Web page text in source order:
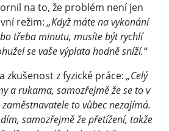
na to, že problém není jen
režim: „Když máte na vykonání
třeba minutu, musíte být rychlí
se vaše výplata hodně sníží.“
zkušenost z fyzické práce: „Celý
a rukama, samozřejmě že se to v
to vůbec nezajímá.
samozřejmě že přetížení, takže